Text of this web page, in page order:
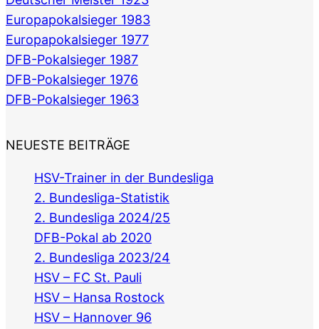
Europapokalsieger 1983
Europapokalsieger 1977
DFB-Pokalsieger 1987
DFB-Pokalsieger 1976
DFB-Pokalsieger 1963
NEUESTE BEITRÄGE
HSV-Trainer in der Bundesliga
2. Bundesliga-Statistik
2. Bundesliga 2024/25
DFB-Pokal ab 2020
2. Bundesliga 2023/24
HSV – FC St. Pauli
HSV – Hansa Rostock
HSV – Hannover 96